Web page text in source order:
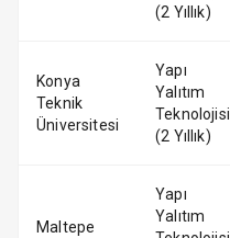
(2 Yıllık)
Konya
Teknik
Üniversitesi
Yapı
Yalıtım
Teknolojisi
(2 Yıllık)
Maltepe
Yapı
Yalıtım